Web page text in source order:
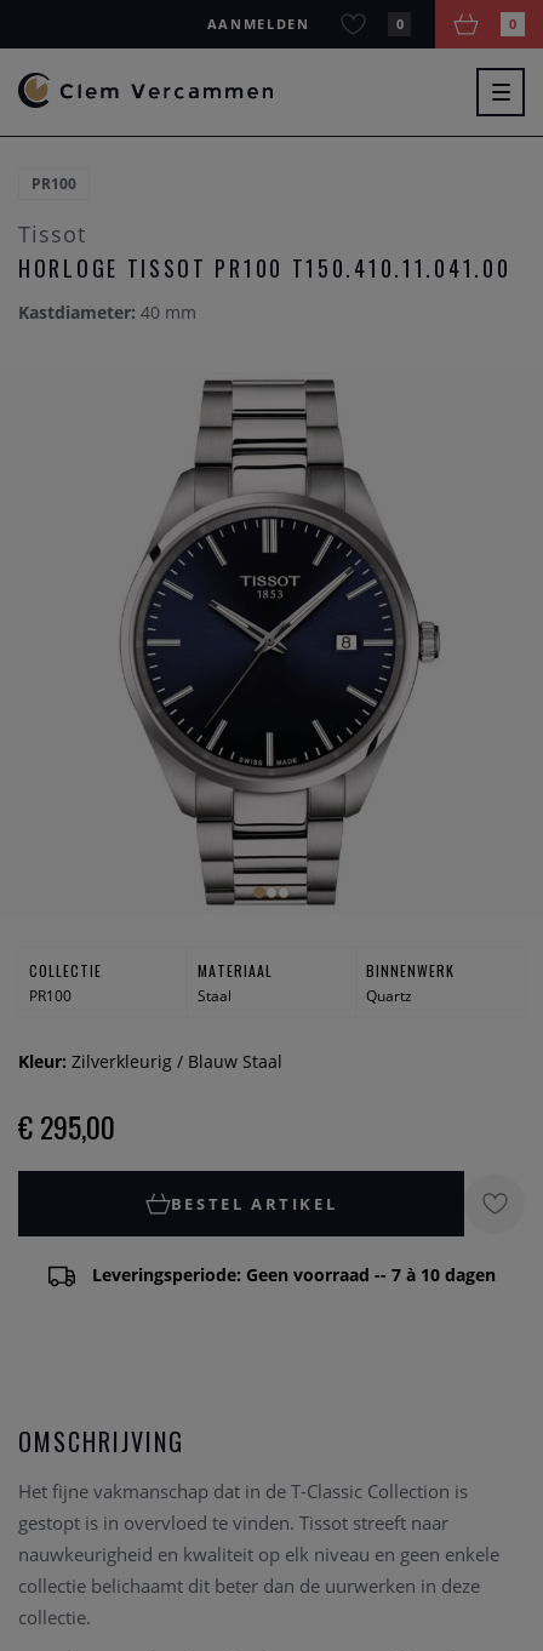
AANMELDEN 0 0
PR100
Tissot
HORLOGE TISSOT PR100 T150.410.11.041.00
Kastdiameter: 40 mm
COLLECTIE
PR100
MATERIAAL
Staal
BINNENWERK
Quartz
Kleur: Zilverkleurig / Blauw Staal
€ 295,00
BESTEL ARTIKEL
Leveringsperiode: Geen voorraad -- 7 à 10 dagen
OMSCHRIJVING
Het fijne vakmanschap dat in de T-Classic Collection is
gestopt is in overvloed te vinden. Tissot streeft naar
nauwkeurigheid en kwaliteit op elk niveau en geen enkele
collectie belichaamt dit beter dan de uurwerken in deze
collectie.